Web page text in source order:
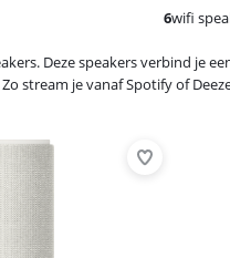
6wifi
Deze speakers verbind je
stream je vanaf Spotify of